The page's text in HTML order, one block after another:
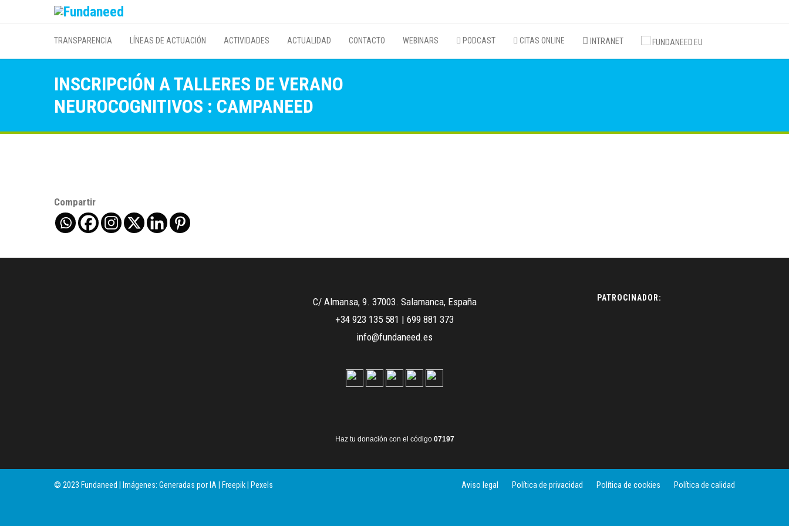
TRANSPARENCIA LÍNEAS DE ACTUACIÓN ACTIVIDADES ACTUALIDAD CONTACTO WEBINARS PODCAST CITAS ONLINE INTRANET FUNDANEED.EU
INSCRIPCIÓN A TALLERES DE VERANO
NEUROCOGNITIVOS : CAMPANEED
Compartir
C/ Almansa, 9. 37003. Salamanca, España
+34 923 135 581 | 699 881 373
info@fundaneed.es
Haz tu donación con el código 07197
PATROCINADOR:
© 2023 Fundaneed | Imágenes: Generadas por IA | Freepik | Pexels Aviso legal Política de privacidad Política de cookies Política de calidad